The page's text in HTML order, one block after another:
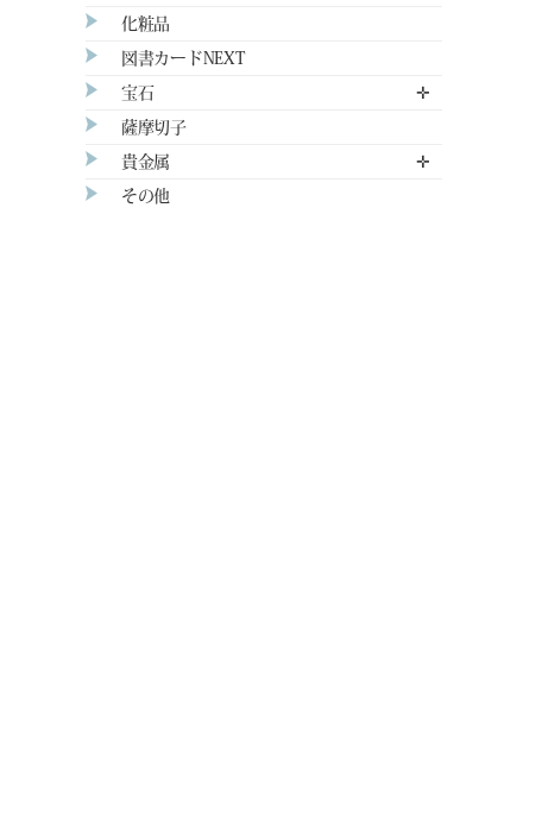
化粧品
図書カードNEXT
宝石 ✛
薩摩切子
貴金属 ✛
その他